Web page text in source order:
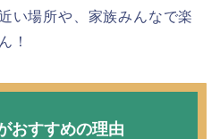
い場所や、家族みんなで楽
！
おすすめの理由